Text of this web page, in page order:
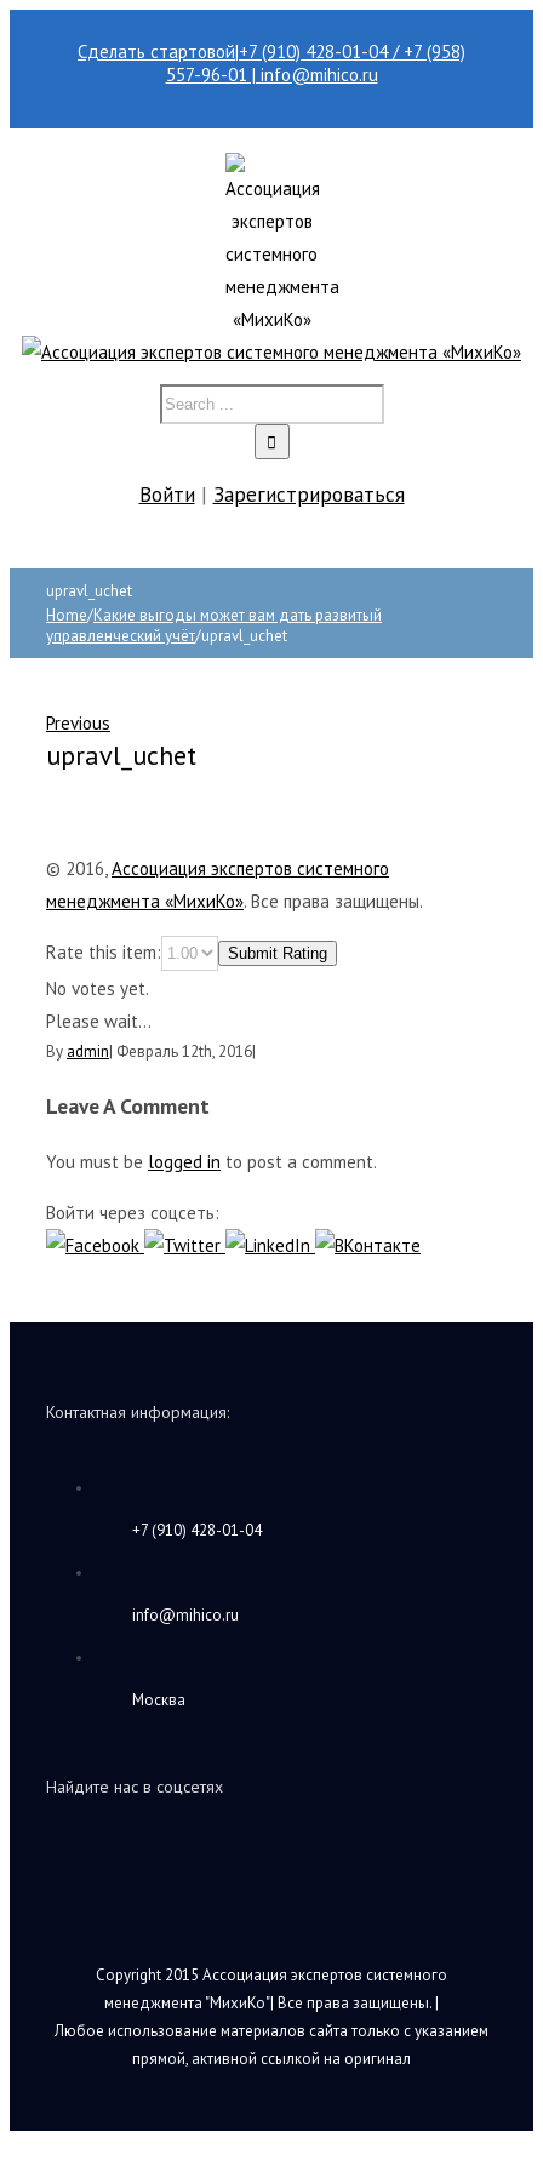
Сделать стартовой|+7 (910) 428-01-04 / +7 (958)
557-96-01 | info@mihico.ru
Войти| Зарегистрироваться
upravl_uchet
Home/Какие выгоды может вам дать развитый
управленческий учёт/upravl_uchet
Previous
upravl_uchet
© 2016,Ассоциация экспертов системного
менеджмента «МихиКо». Все права защищены.
Rate this item: Submit Rating
No votes yet.
Please wait...
By admin| Февраль 12th, 2016|
Leave A Comment
You must be logged in to post a comment.
Войти через соцсеть:
Контактная информация:
+7 (910) 428-01-04
info@mihico.ru
Москва
Найдите нас в соцсетях
Copyright 2015 Ассоциация экспертов системного
менеджмента "МихиКо"| Все права защищены. |
Любое использование материалов сайта только с указанием
прямой, активной ссылкой на оригинал